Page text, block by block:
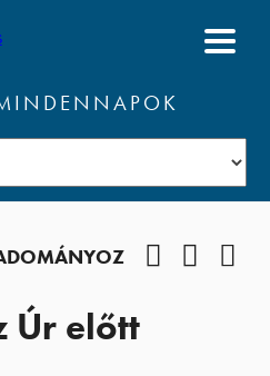
Úr előtt